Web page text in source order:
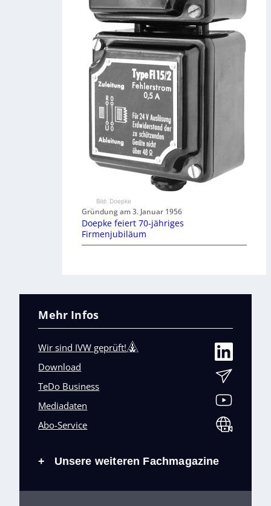
Bild: Doepke
Gründung am 3. Januar 1956
Doepke feiert 70-jähriges
Firmenjubiläum
Mehr Infos
Wir sind IVW geprüft!
Download
TeDo Business
Mediadaten
Abo-Service
+ Unsere weiteren Fachmagazine